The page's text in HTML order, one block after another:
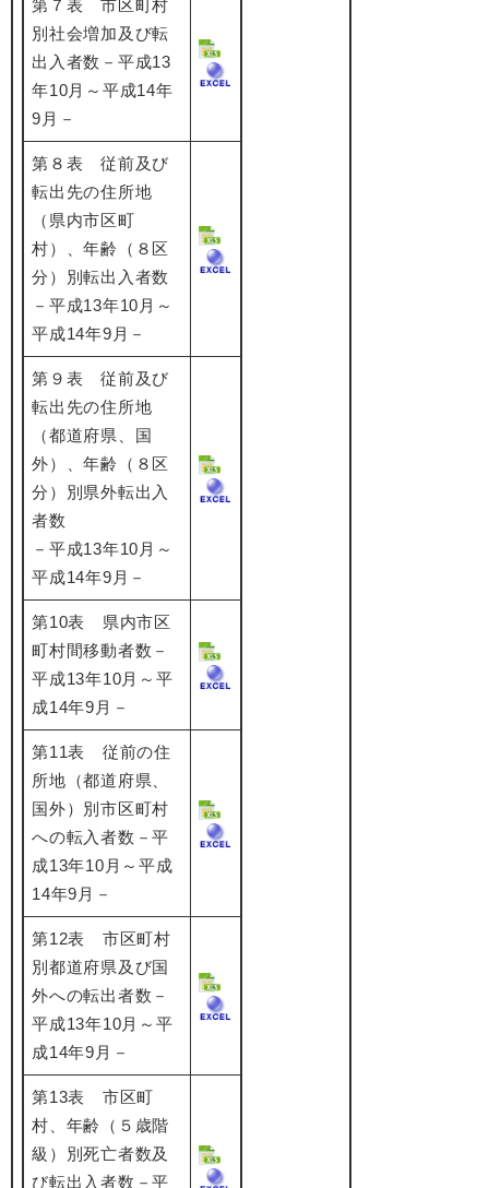
第７表 市区町村
別社会増加及び転
出入者数－平成13
年10月～平成14年
9月－
第８表 従前及び
転出先の住所地
（県内市区町
村）、年齢（８区
分）別転出入者数
－平成13年10月～
平成14年9月－
第９表 従前及び
転出先の住所地
（都道府県、国
外）、年齢（８区
分）別県外転出入
者数
－平成13年10月～
平成14年9月－
第10表 県内市区
町村間移動者数－
平成13年10月～平
成14年9月－
第11表 従前の住
所地（都道府県、
国外）別市区町村
への転入者数－平
成13年10月～平成
14年9月－
第12表 市区町村
別都道府県及び国
外への転出者数－
平成13年10月～平
成14年9月－
第13表 市区町
村、年齢（５歳階
級）別死亡者数及
び転出入者数－平